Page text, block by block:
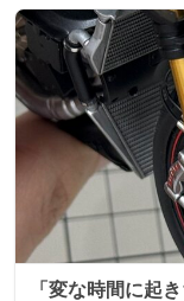
「変な時間に起